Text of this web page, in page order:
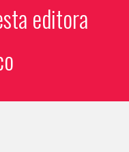
editora